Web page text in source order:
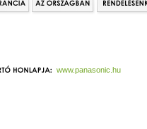
www.panasonic.hu